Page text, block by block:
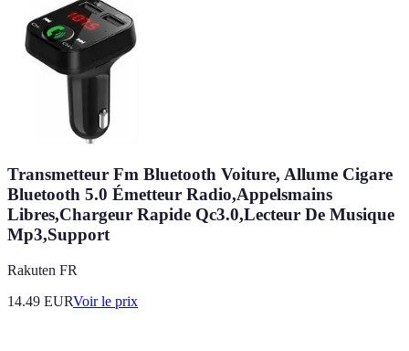
Transmetteur Fm Bluetooth Voiture, Allume Cigare
Bluetooth 5.0 Émetteur Radio,Appelsmains
Libres,Chargeur Rapide Qc3.0,Lecteur De Musique
Mp3,Support
Rakuten FR
14.49 EURVoir le prix